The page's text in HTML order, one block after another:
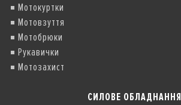
Мотокуртки
Мотовзуття
Мотобрюки
Рукавички
Мотозахист
СИЛОВЕ ОБЛАДНАННЯ